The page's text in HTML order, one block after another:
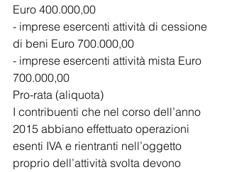
Euro 400.000,00
- imprese esercenti attività di cessione
di beni Euro 700.000,00
- imprese esercenti attività mista Euro
700.000,00
Pro-rata (aliquota)
I contribuenti che nel corso dell’anno
2015 abbiano effettuato operazioni
esenti IVA e rientranti nell’oggetto
proprio dell’attività svolta devono